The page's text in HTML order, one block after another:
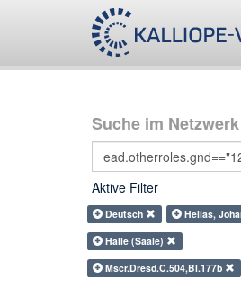
Suche im Netzwerk
Aktive Filter
Deutsch
Helias,
Halle (Saale)
Mscr.Dresd.C.504,Bl.177b